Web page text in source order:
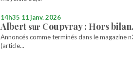
14h35 11janv. 2026
Albert sur Coupvray : Hors bilan.
Annoncés comme terminés dans le magazine
(article...